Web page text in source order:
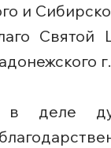
и
деле